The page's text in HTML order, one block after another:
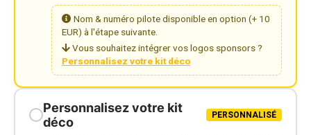
Nom & numéro pilote disponible en option (+ 10
EUR) à l'étape suivante.
Vous souhaitez intégrer vos logos sponsors ?
Personnalisez votre kit déco
Personnalisez votre kit
déco
PERSONNALISÉ